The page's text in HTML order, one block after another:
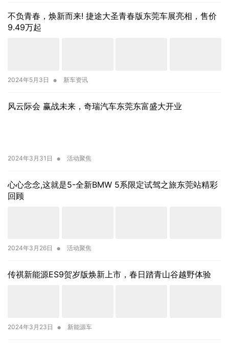
不负青春，焕新而来! 捷途大圣青春版东莞车展亮相，售价
9.49万起
2024年5月3日 • 新车资讯
风云际会 赢战未来，奇瑞汽车东莞东富盛大开业
2024年3月31日 • 活动聚焦
心心念念,这就是5-全新BMW 5系限定试驾之旅东莞站精彩
回顾
2024年3月26日 • 活动聚焦
传祺新能源ES9贺岁版焕新上市，春日踏青山谷越野体验
2024年3月23日 • 新能源车